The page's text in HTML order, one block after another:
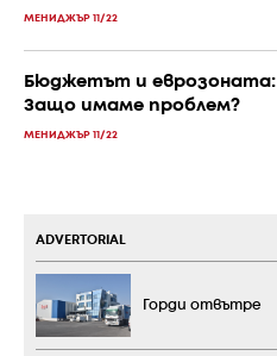
МЕНИДЖЪР 11/22
Бюджетът и еврозоната:
Защо имаме проблем?
МЕНИДЖЪР 11/22
ADVERTORIAL
Горди отвътре